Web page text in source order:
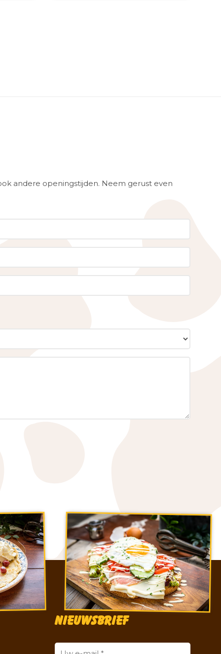
andere openingstijden. Neem gerust even
Nieuwsbrief